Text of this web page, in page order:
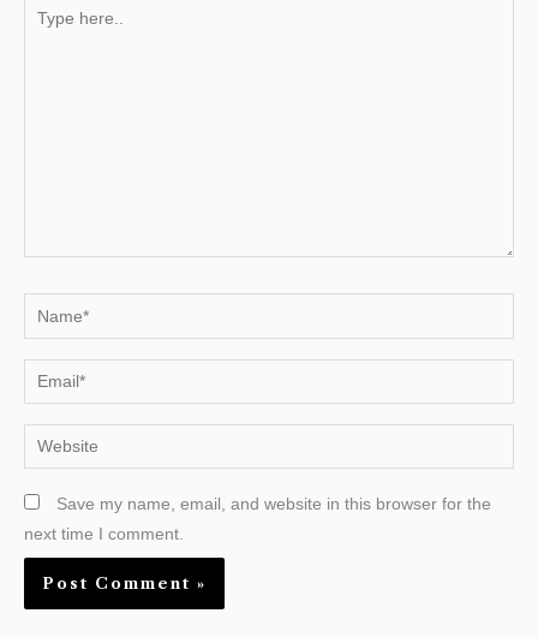
here..
Name*
Email*
Website
Save my name, email, and website in this browser for the
next time I comment.